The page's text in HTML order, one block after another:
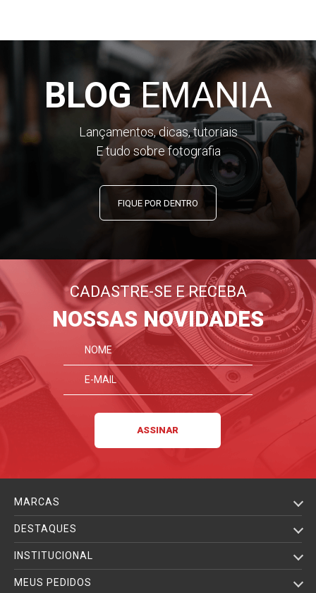
BLOGEMANIA
Lançamentos, dicas, tutoriais
E tudo sobre fotografia
FIQUE POR DENTRO
CADASTRE-SE E RECEBA
NOSSAS NOVIDADES
MARCAS
DESTAQUES
INSTITUCIONAL
MEUS PEDIDOS